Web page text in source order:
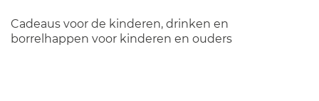
Cadeaus voor de kinderen, drinken en
borrelhappen voor kinderen en ouders